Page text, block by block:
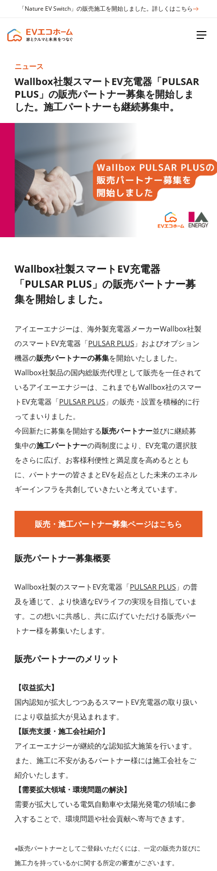
「Nature EV Switch」の販売施工を開始しました。詳しくはこちら
ニュース
Wallbox社製スマートEV充電器「PULSAR
PLUS」の販売パートナー募集を開始しま
した。施工パートナーも継続募集中。
Wallbox社製スマートEV充電器
「PULSAR PLUS」の販売パートナー募
集を開始しました。
アイエーエナジーは、海外製充電器メーカーWallbox社製
のスマートEV充電器「PULSAR PLUS 」およびオプション
機器の販売パートナーの募集を開始いたしました。
Wallbox社製品の国内総販売代理として販売を一任されて
いるアイエーエナジーは、これまでもWallbox社のスマー
トEV充電器「PULSAR PLUS 」の販売・設置を積極的に行
ってまいりました。
今回新たに募集を開始する販売パートナー並びに継続募
集中の施工パートナーの両制度により、EV充電の選択肢
をさらに広げ、お客様利便性と満足度を高めるととも
に、パートナーの皆さまとEVを起点とした未来のエネル
ギーインフラを共創していきたいと考えています。
販売・施工パートナー募集ページはこちら
販売パートナー募集概要
Wallbox社製のスマートEV充電器「PULSAR PLUS 」の普
及を通じて、より快適なEVライフの実現を目指していま
す。この想いに共感し、共に広げていただける販売パー
トナー様を募集いたします。
販売パートナーのメリット
【収益拡大】
国内認知が拡大しつつあるスマートEV充電器の取り扱い
により収益拡大が見込まれます。
【販売支援・施工会社紹介】
アイエーエナジーが継続的な認知拡大施策を行います。
また、施工に不安があるパートナー様には施工会社をご
紹介いたします。
【需要拡大領域・環境問題の解決】
需要が拡大している電気自動車や太陽光発電の領域に参
入することで、環境問題や社会貢献へ寄与できます。
※販売パートナーとしてご登録いただくには、一定の販売力並びに
施工力を持っているかに関する所定の審査がございます。